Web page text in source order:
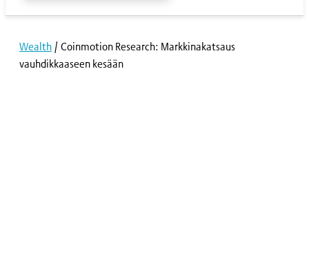
Wealth/ Coinmotion Research: Markkinakatsaus
vauhdikkaaseen kesään